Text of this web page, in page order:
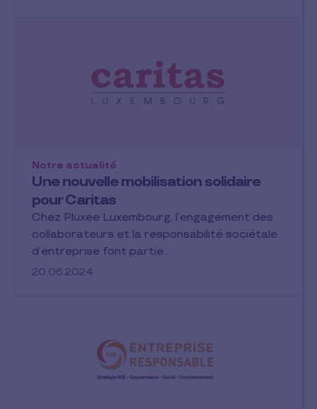
Une nouvelle mobilisation solidaire
pour Caritas
Notre actualité
Chez Pluxee Luxembourg, l’engagement des
collaborateurs et la responsabilité sociétale
d’entreprise font partie…
20.06.2024